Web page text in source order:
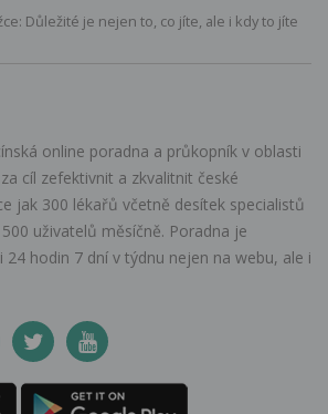
Důležité je nejen to, co jíte, ale i kdy to jíte
online poradna a průkopník v oblasti
cíl zefektivnit a zkvalitnit české
jak 300 lékařů včetně desítek specialistů
uživatelů měsíčně. Poradna je
24 hodin 7 dní v týdnu nejen na webu, ale i